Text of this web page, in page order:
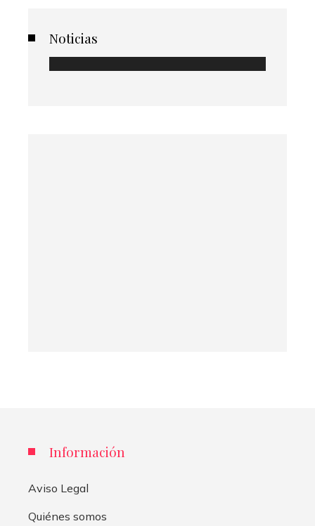
Noticias
Información
Aviso Legal
Quiénes somos